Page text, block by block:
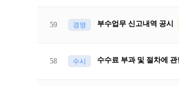
59 경영 부수업무 신고내역 공시
58 수시 수수료 부과 및 절차에